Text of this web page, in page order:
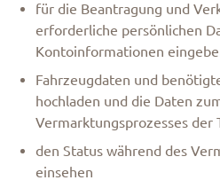
für die Beantragung und
erforderliche persönlichen
Kontoinformationen
Fahrzeugdaten und
hochladen und die Daten
Vermarktungsprozesses der
den Status während des
einsehen